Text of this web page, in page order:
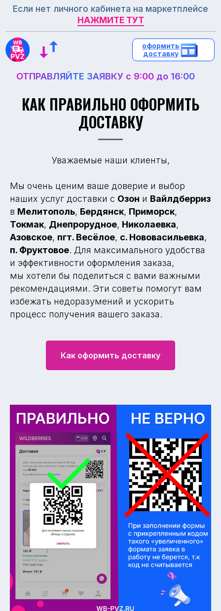
Если нет личного кабинета на маркетплейсе
НАЖМИТЕ ТУТ
оформить
доставку
НАЖМИТЕ ТУТ
оформить
доставку
КАК ПРАВИЛЬНО ОФОРМИТЬ
ДОСТАВКУ
Уважаемые наши клиенты,
Мы очень ценим ваше доверие и выбор
наших услуг доставки с Озон и Вайлдберриз
в Мелитополь, Бердянск, Приморск,
Токмак, Днепрорудное, Николаевка,
Азовское, пгт. Весёлое, с. Нововасильевка,
п. Фруктовое. Для максимального удобства
и эффективности оформления заказа,
мы хотели бы поделиться с вами важными
рекомендациями. Эти советы помогут вам
избежать недоразумений и ускорить
процесс получения вашего заказа.
Как оформить доставку